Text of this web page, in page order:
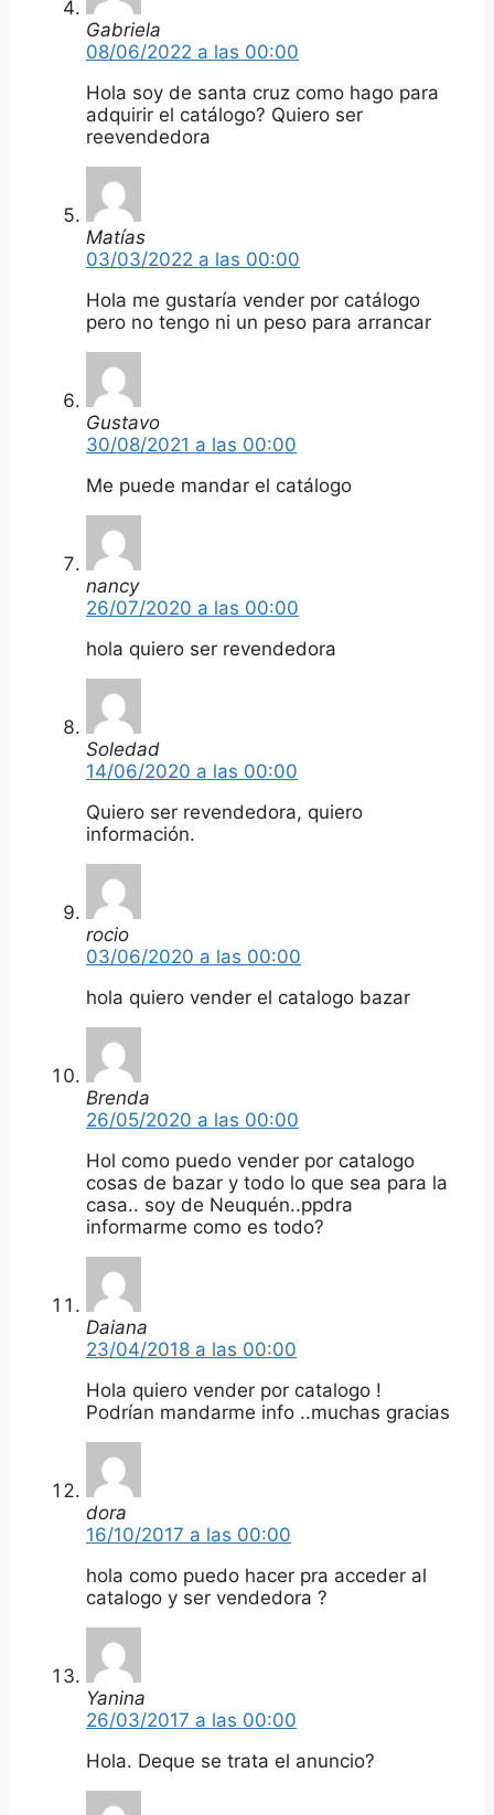
Gabriela
08/06/2022 a las 00:00
Hola soy de santa cruz como hago para
adquirir el catálogo? Quiero ser
reevendedora
Matías
03/03/2022 a las 00:00
Hola me gustaría vender por catálogo
pero no tengo ni un peso para arrancar
Gustavo
30/08/2021 a las 00:00
Me puede mandar el catálogo
nancy
26/07/2020 a las 00:00
hola quiero ser revendedora
Soledad
14/06/2020 a las 00:00
Quiero ser revendedora, quiero
información.
rocio
03/06/2020 a las 00:00
hola quiero vender el catalogo bazar
Brenda
26/05/2020 a las 00:00
Hol como puedo vender por catalogo
cosas de bazar y todo lo que sea para la
casa.. soy de Neuquén..ppdra
informarme como es todo?
Daiana
23/04/2018 a las 00:00
Hola quiero vender por catalogo !
Podrían mandarme info ..muchas gracias
dora
16/10/2017 a las 00:00
hola como puedo hacer pra acceder al
catalogo y ser vendedora ?
Yanina
26/03/2017 a las 00:00
Hola. Deque se trata el anuncio?